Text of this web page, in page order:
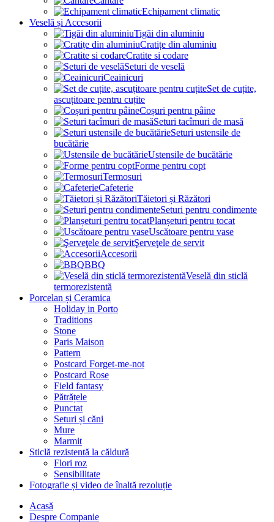
Echipament climatic
Veselă și Accesorii
Tigăi din aluminiu
Cratițe din aluminiu
Cratite si codare
Seturi de veselă
Ceainicuri
Set de cuțite,
ascuțitoare pentru cuțite
Coșuri pentru pâine
Seturi tacîmuri de masă
Seturi ustensile de
bucătărie
Ustensile de bucătărie
Forme pentru copt
Termosuri
Cafeterie
Tăietori și Răzători
Seturi pentru condimente
Planșeturi pentru tocat
Uscătoare pentru vase
Şerveţele de servit
Accesorii
BBQ
Veselă din sticlă
termorezistentă
Porcelan și Ceramica
Holiday in Porto
Traditions
Stone
Paris Maison
Pattern
Postcard Forget-me-not
Postcard Rose
Field fantasy
Pătrățele
Punctat
Seturi și căni
Mure
Marmit
Sticlă rezistentă la căldură
Flori roz
Sensibilitate
Fotografie și video de înaltă rezoluție
Acasă
Despre Companie